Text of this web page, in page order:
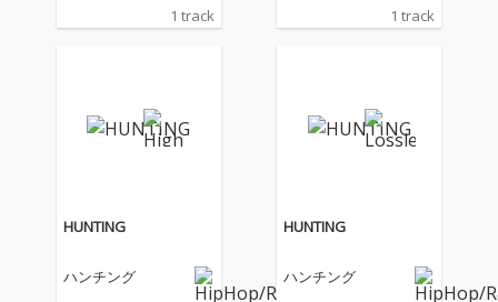
1 track 1 track
HUNTING
ハンチング
HUNTING
ハンチング